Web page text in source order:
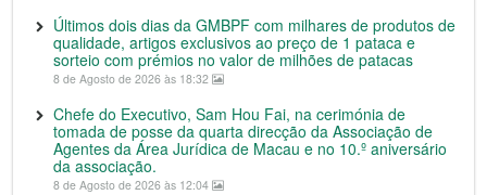
Últimos dois dias da GMBPF com milhares de produtos de
qualidade, artigos exclusivos ao preço de 1 pataca e
sorteio com prémios no valor de milhões de patacas
8 de Agosto de 2026 às 18:32
Chefe do Executivo, Sam Hou Fai, na cerimónia de
tomada de posse da quarta direcção da Associação de
Agentes da Área Jurídica de Macau e no 10.º aniversário
da associação.
8 de Agosto de 2026 às 12:04